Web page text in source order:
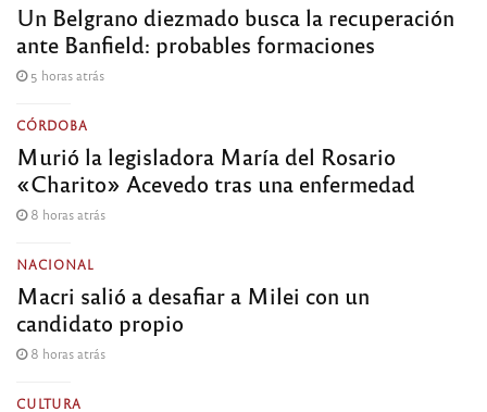
Un Belgrano diezmado busca la recuperación
ante Banfield: probables formaciones
5 horas atrás
CÓRDOBA
Murió la legisladora María del Rosario
«Charito» Acevedo tras una enfermedad
8 horas atrás
NACIONAL
Macri salió a desafiar a Milei con un
candidato propio
8 horas atrás
CULTURA